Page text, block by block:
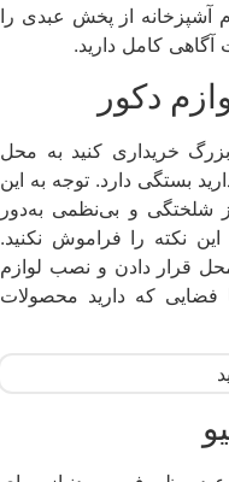
آشپزخانه از پخش عبدی را
کامل دارید.
دکور
بزرگ خریداری کنید به محل
بستگی دارد. توجه به این
شلختگی و بی‌نظمی به‌دور
نکته را فراموش نکنید.
قرار دادن و نصب لوازم
که دارید محصولات